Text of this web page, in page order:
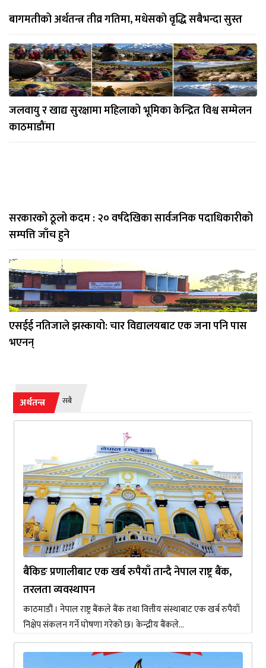
बागमतीको अर्थतन्त्र तीव्र गतिमा, मधेसको वृद्धि सबैभन्दा सुस्त
जलवायु र खाद्य सुरक्षामा महिलाको भूमिका केन्द्रित विश्व सम्मेलन
काठमाडौंमा
सरकारको ठूलो कदम : २० वर्षदेखिका सार्वजनिक पदाधिकारीको
सम्पत्ति जाँच हुने
एसईई नतिजाले झस्कायो: चार विद्यालयबाट एक जना पनि पास
भएनन्
अर्थतन्त्र सबै
बैंकिङ प्रणालीबाट एक खर्ब रुपैयाँ तान्दै नेपाल राष्ट्र बैंक,
तरलता व्यवस्थापन
काठमाडौं । नेपाल राष्ट्र बैंकले बैंक तथा वित्तीय संस्थाबाट एक खर्ब रुपैयाँ
निक्षेप संकलन गर्ने घोषणा गरेको छ। केन्द्रीय बैंकले...